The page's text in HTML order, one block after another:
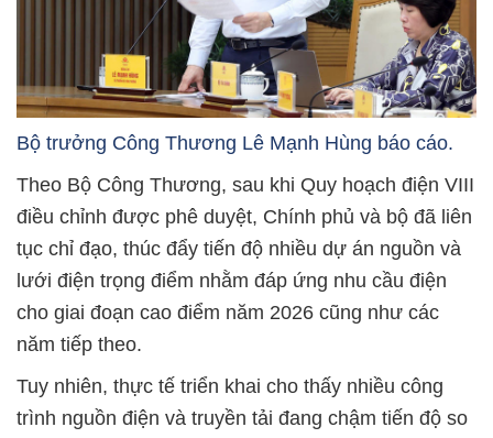
Bộ trưởng Công Thương Lê Mạnh Hùng báo cáo.
Theo Bộ Công Thương, sau khi Quy hoạch điện VIII
điều chỉnh được phê duyệt, Chính phủ và bộ đã liên
tục chỉ đạo, thúc đẩy tiến độ nhiều dự án nguồn và
lưới điện trọng điểm nhằm đáp ứng nhu cầu điện
cho giai đoạn cao điểm năm 2026 cũng như các
năm tiếp theo.
Tuy nhiên, thực tế triển khai cho thấy nhiều công
trình nguồn điện và truyền tải đang chậm tiến độ so